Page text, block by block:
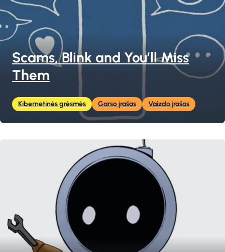
Scams, Blink and You’ll Miss
Them
Kibernetinės grėsmės Garso įrašas Vaizdo įrašas